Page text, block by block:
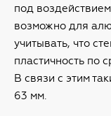
под
возможно для
учитывать, что
пластичность по
В связи с этим
63 мм.